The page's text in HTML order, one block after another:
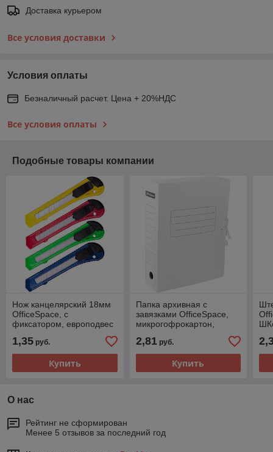
Доставка курьером
Все условия доставки
Условия оплаты
Безналичный расчет. Цена + 20%НДС
Все условия оплаты
Подобные товары компании
Нож канцелярский 18мм
OfficeSpace, с
фиксатором, европодвес
CUT18_1368(работаем с
юр лицами и ИП)
1,35 руб.
Купить
Папка архивная с
завязками OfficeSpace,
микрогофрокартон,
158550
2,81руб.
Купить
О нас
Рейтинг не сформирован
Менее 5 отзывов за последний год